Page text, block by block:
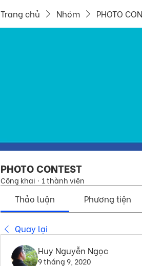
Trang chủ Nhóm PHOTO
PHOTO CONTEST
Công khai · 1 thành viên
Thảo luận Phương tiện
Quay lại
Huy Nguyễn Ngọc
9 tháng 9, 2020